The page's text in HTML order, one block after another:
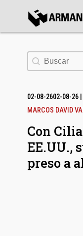
Buscar
02-08-2602-08-26|
MARCOS DAVID
Con
EE.UU.,
preso a